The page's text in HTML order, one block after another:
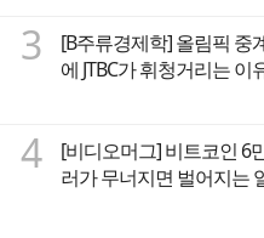
3
[B주류경제학] 올림픽 중
에 JTBC가 휘청거리는 이
4
[비디오머그] 비트코인 6
러가 무너지면 벌어지는